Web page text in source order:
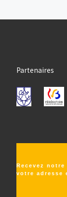
Partenaires
Recevez
votre adresse